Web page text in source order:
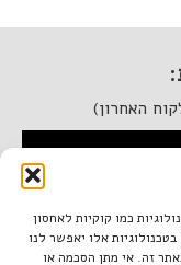
כמו קוקיות לאחסון
אלו יאפשר לנו
זה. אי מתן הסכמה או